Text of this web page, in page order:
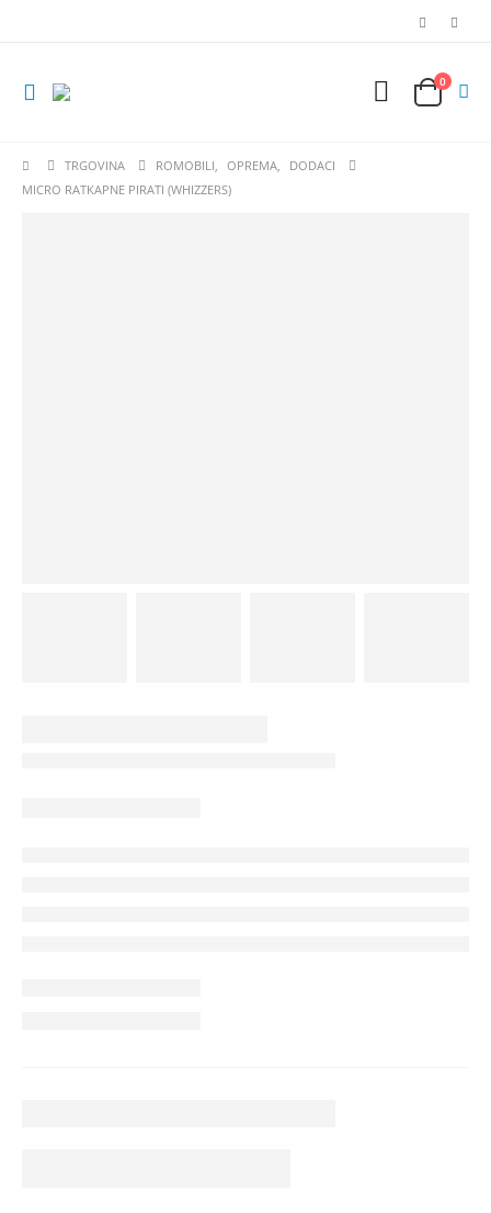
0
TRGOVINA ROMOBILI, OPREMA,
DODACI
MICRO RATKAPNE PIRATI (WHIZZERS)